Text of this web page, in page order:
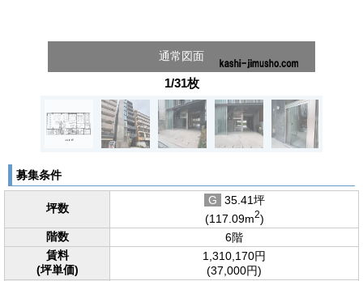
通常図面
1/31枚
募集条件
坪数
G
35.41坪
(117.09m2)
階数
6階
賃料
(坪単価)
1,310,170円
(37,000円)